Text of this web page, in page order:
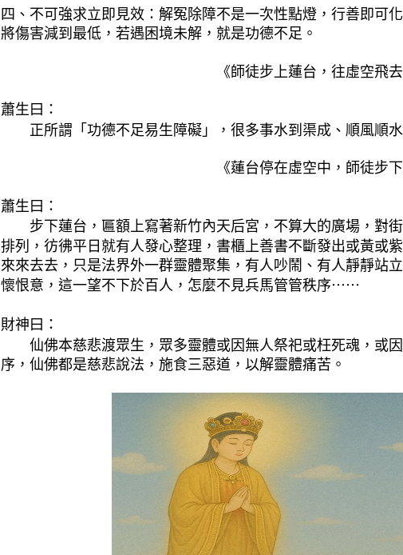
四、不可強求立即見效：解冤除障不是一次性點燈，行善即可
將傷害減到最低，若遇困境未解，就是功德不足。
《師徒步上蓮台，往虛空飛
蕭生曰：
正所謂「功德不足易生障礙」，很多事水到渠成、順風順
《蓮台停在虛空中，師徒步下
蕭生曰：
步下蓮台，匾額上寫著新竹內天后宮，不算大的廣場，對
排列，彷彿平日就有人發心整理，書櫃上善書不斷發出或黃或
來來去去，只是法界外一群靈體聚集，有人吵鬧、有人靜靜站
懷恨意，這一望不下於百人，怎麼不見兵馬管管秩序⋯⋯
財神曰：
仙佛本慈悲渡眾生，眾多靈體或因無人祭祀或枉死魂，
序，仙佛都是慈悲說法，施食三惡道，以解靈體痛苦。